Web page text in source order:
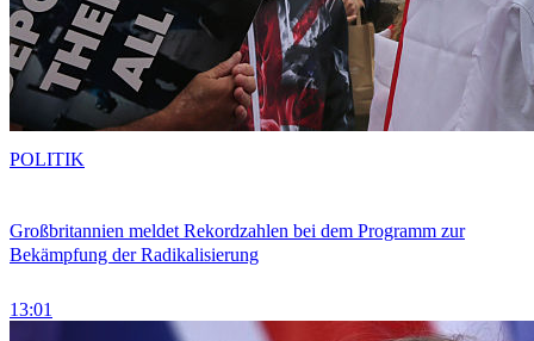
Großbritannien meldet Rekordzahlen bei dem Programm zur
Bekämpfung der Radikalisierung
13:01
POLITIK